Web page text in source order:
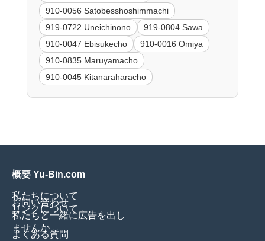
910-0056 Satobesshoshimmachi
919-0722 Uneichinono
919-0804 Sawa
910-0047 Ebisukecho
910-0016 Omiya
910-0835 Maruyamacho
910-0045 Kitanaraharacho
概要 Yu-Bin.com
私たちについて
お問い合わせ
リンクについて
私たちと一緒に広告を出し
ませんか
よくある質問